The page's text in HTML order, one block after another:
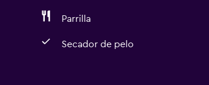
Parrilla
Secador de pelo